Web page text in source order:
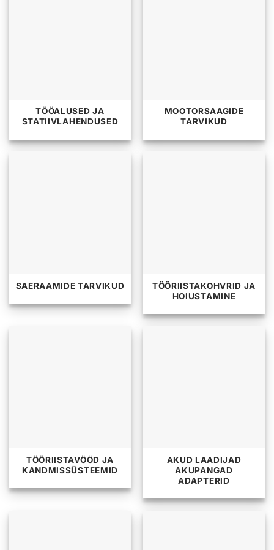
TÖÖALUSED JA
STATIIVLAHENDUSED
MOOTORSAAGIDE
TARVIKUD
SAERAAMIDE TARVIKUD
TÖÖRIISTAKOHVRID JA
HOIUSTAMINE
TÖÖRIISTAVÖÖD JA
KANDMISSÜSTEEMID
AKUD LAADIJAD
AKUPANGAD
ADAPTERID